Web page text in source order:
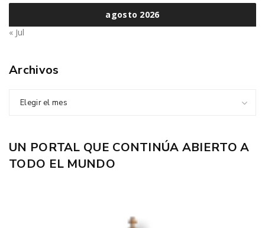
agosto 2026
« Jul
Archivos
Elegir el mes
UN PORTAL QUE CONTINÚA ABIERTO A
TODO EL MUNDO